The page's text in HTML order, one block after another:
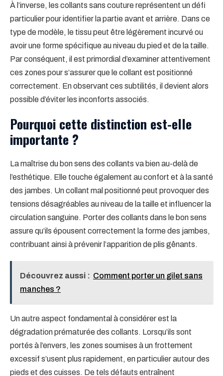
À l’inverse, les collants sans couture représentent un défi
particulier pour identifier la partie avant et arrière. Dans ce
type de modèle, le tissu peut être légèrement incurvé ou
avoir une forme spécifique au niveau du pied et de la taille.
Par conséquent, il est primordial d’examiner attentivement
ces zones pour s’assurer que le collant est positionné
correctement. En observant ces subtilités, il devient alors
possible d’éviter les inconforts associés.
Pourquoi cette distinction est-elle
importante ?
La maîtrise du bon sens des collants va bien au-delà de
l’esthétique. Elle touche également au confort et à la santé
des jambes. Un collant mal positionné peut provoquer des
tensions désagréables au niveau de la taille et influencer la
circulation sanguine. Porter des collants dans le bon sens
assure qu’ils épousent correctement la forme des jambes,
contribuant ainsi à prévenir l’apparition de plis gênants.
Découvrez aussi : Comment porter un gilet sans
manches ?
Un autre aspect fondamental à considérer est la
dégradation prématurée des collants. Lorsqu’ils sont
portés à l’envers, les zones soumises à un frottement
excessif s’usent plus rapidement, en particulier autour des
pieds et des cuisses. De tels défauts entraînent